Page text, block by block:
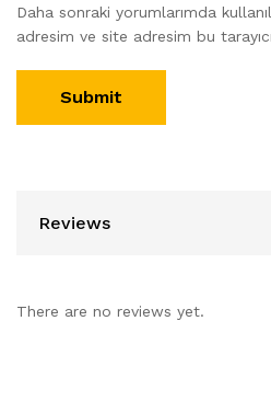
Daha sonraki yorumlarımda
adresim ve site adresim bu
Reviews
There are no reviews yet.